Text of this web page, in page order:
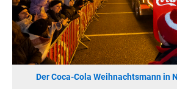
TRÄGERVEREIN EINWEGPFAND
SPECIAL OLYMPICS ÖSTERREICH
MEDIA
Der Coca-Cola Weihnachtsmann in